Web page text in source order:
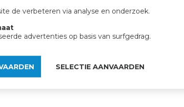
u klaar met kennis van de
van het eerste gesprek
de verbeteren via analyse en onderzoek.
advertenties op basis van surfgedrag.
SELECTIE AANVAARDEN